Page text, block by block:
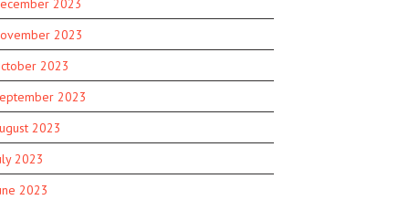
2023
2023
2023
2023
2023
2023
2023